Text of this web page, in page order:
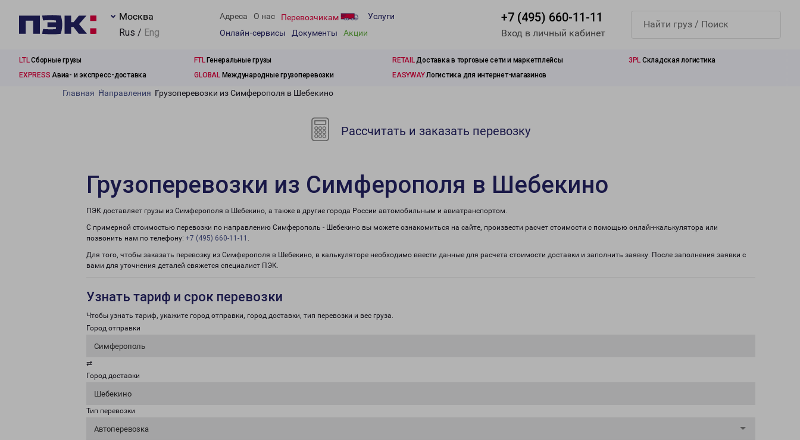
Москва
Rus / Eng
Адреса О нас Перевозчикам
Услуги
Онлайн-сервисы
Документы Акции
+7 (495) 660-11-11
Вход в личный кабинет
LTLСборные грузы FTLГенеральные грузы RETAILДоставка в торговые сети и маркетплейсы 3PL Складская логистика
EXPRESS Авиа- и экспресс-доставка GLOBALМеждународные грузоперевозки EASYWAYЛогистика для интернет-магазинов
Главная Направления Грузоперевозки из Симферополя в Шебекино
Рассчитать и заказать перевозку
Грузоперевозки из Симферополя в Шебекино
ПЭК доставляет грузы из Симферополя в Шебекино, а также в другие города России автомобильным и авиатранспортом.
С примерной стоимостью перевозки по направлению Симферополь - Шебекино вы можете ознакомиться на сайте, произвести расчет стоимости с помощью онлайн-калькулятора или
позвонить нам по телефону: +7 (495) 660-11-11 .
Для того, чтобы заказать перевозку из Симферополя в Шебекино, в калькуляторе необходимо ввести данные для расчета стоимости доставки и заполнить заявку. После заполнения заявки с
вами для уточнения деталей свяжется специалист ПЭК.
Узнать тариф и срок перевозки
Чтобы узнать тариф, укажите город отправки, город доставки, тип перевозки и вес груза.
Город отправки
Симферополь
⇄
Город доставки
Шебекино
Тип перевозки
Автоперевозка